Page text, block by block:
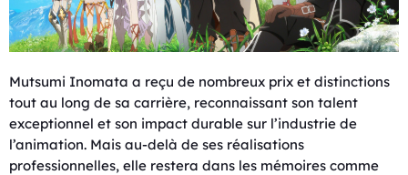
Mutsumi Inomata a reçu de nombreux prix et distinctions
tout au long de sa carrière, reconnaissant son talent
exceptionnel et son impact durable sur l’industrie de
l’animation. Mais au-delà de ses réalisations
professionnelles, elle restera dans les mémoires comme